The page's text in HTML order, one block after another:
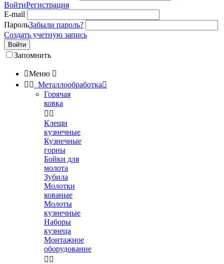
ВойтиРегистрация
E-mail
ПарольЗабыли пароль?
Создать учетную запись
Войти
Запомнить
Меню 
  Металлообработка
Горячая
ковка
 
Клещи
кузнечные
Кузнечные
горны
Бойки для
молота
Зубила
Молотки
кованые
Молоты
кузнечные
Наборы
кузнеца
Монтажное
оборудование
 